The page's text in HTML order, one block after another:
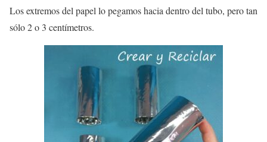
Los extremos del papel lo pegamos hacia dentro del tubo, pero tan
sólo 2 o 3 centímetros.